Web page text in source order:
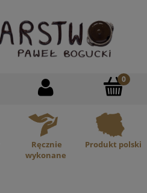
Ręcznie
wykonane
Produkt polski